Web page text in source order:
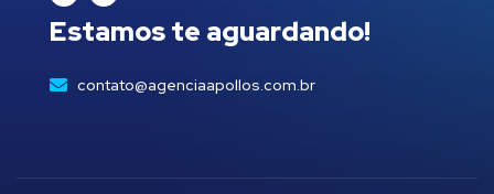
Estamos te aguardando!
contato@agenciaapollos.com.br